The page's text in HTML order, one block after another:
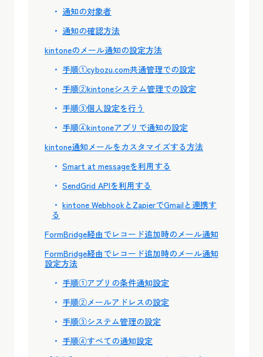
通知の対象者
通知の確認方法
kintoneのメール通知の設定方法
手順①cybozu.com共通管理での設定
手順②kintoneシステム管理での設定
手順③個人設定を行う
手順④kintoneアプリで通知の設定
kintone通知メールをカスタマイズする方法
Smart at messageを利用する
SendGrid APIを利用する
kintone WebhookとZapierでGmailと連携す
る
FormBridge経由でレコード追加時のメール通知
FormBridge経由でレコード追加時のメール通知
設定方法
手順①アプリの条件通知設定
手順②メールアドレスの設定
手順③システム管理の設定
手順④すべての通知設定